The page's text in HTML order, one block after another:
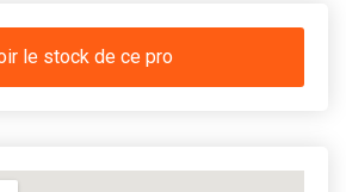
le stock de ce pro